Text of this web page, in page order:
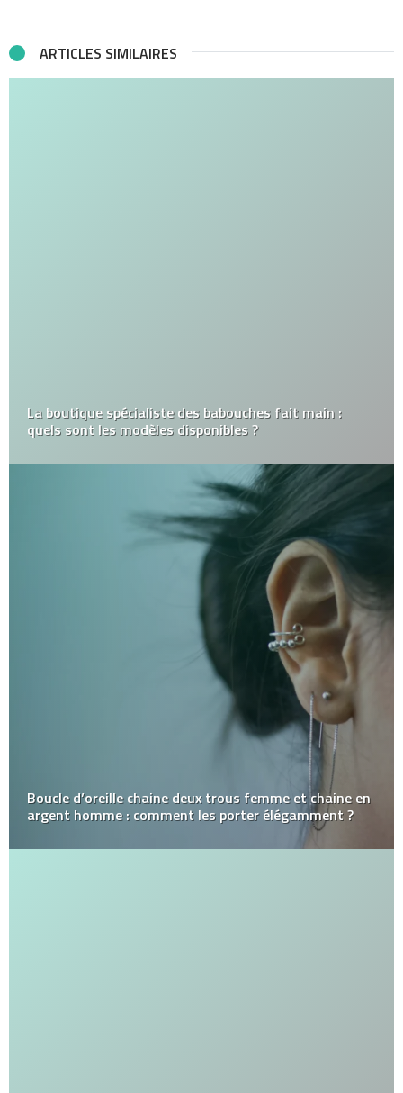
ARTICLES SIMILAIRES
La boutique spécialiste des babouches fait main :
quels sont les modèles disponibles ?
Boucle d’oreille chaine deux trous femme et chaine en
argent homme : comment les porter élégamment ?